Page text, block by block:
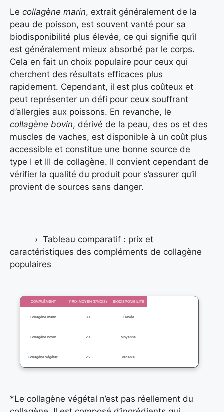
Le collagène marin, extrait généralement de la
peau de poisson, est souvent vanté pour sa
biodisponibilité plus élevée, ce qui signifie qu’il
est généralement mieux absorbé par le corps.
Cela en fait un choix populaire pour ceux qui
cherchent des résultats efficaces plus
rapidement. Cependant, il est plus coûteux et
peut représenter un défi pour ceux souffrant
d’allergies aux poissons. En revanche, le
collagène bovin, dérivé de la peau, des os et des
muscles de vaches, est disponible à un coût plus
accessible et constitue une bonne source de
type I et III de collagène. Il convient cependant de
vérifier la qualité du produit pour s’assurer qu’il
provient de sources sans danger.
Tableau comparatif : prix et
caractéristiques des compléments de collagène
populaires
COMPLÉMENT PRIX MOYEN (€/MOIS) BIODISPONIBILITÉ
Collagène marin 30 Élevée
Collagène bovin 20 Moyenne
Collagène végétal* 25 Variable
*Le collagène végétal n’est pas réellement du